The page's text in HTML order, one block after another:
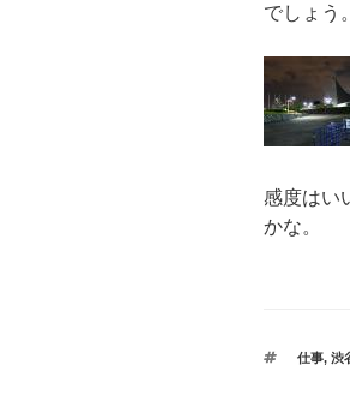
でしょう。
感度はい
かな。
タ
仕事, 渋